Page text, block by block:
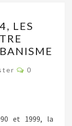
LES
0
et 1999, la